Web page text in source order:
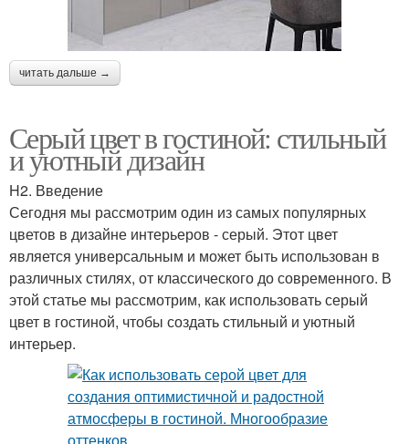
читать дальше →
Серый цвет в гостиной: стильный
и уютный дизайн
H2. Введение
Сегодня мы рассмотрим один из самых популярных
цветов в дизайне интерьеров - серый. Этот цвет
является универсальным и может быть использован в
различных стилях, от классического до современного. В
этой статье мы рассмотрим, как использовать серый
цвет в гостиной, чтобы создать стильный и уютный
интерьер.